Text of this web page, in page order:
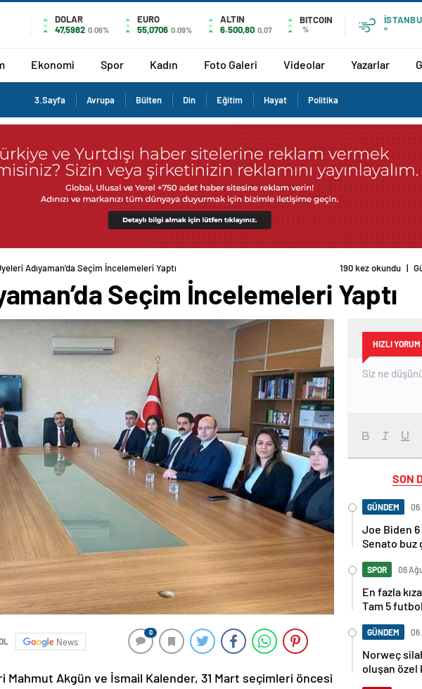
DOLAR
47,5982 0.06%
EURO
55,0706 0.09%
ALTIN
6.500,80 0,07
BITCOIN
%
°
Ekonomi Spor Kadın Foto Galeri Videolar Yazarlar
3.Sayfa Avrupa Bülten Din Eğitim Hayat Politika
Adıyaman’da Seçim İncelemeleri Yaptı 190 kez okundu |
Seçim İncelemeleri Yaptı
News
0
Mahmut Akgün ve İsmail Kalender, 31 Mart seçimleri öncesi
HIZLI YORUM
SON
GÜNDEM 06
Joe Biden 6
Senato buz
SPOR 06
En fazla
Tam 5
GÜNDEM 06
Norweç
oluşan